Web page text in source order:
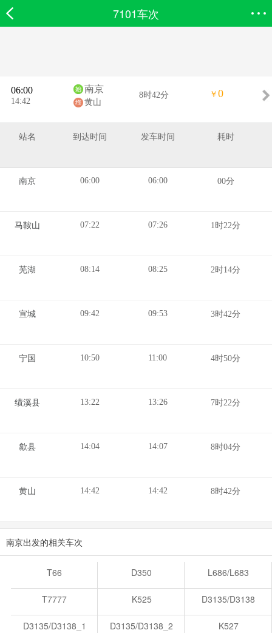
7101车次
06:00
14:42
南京
黄山
8时42分 ￥ 0
站名 到达时间 发车时间 耗时
南京 06:00 06:00 00分
马鞍山 07:22 07:26 1时22分
芜湖 08:14 08:25 2时14分
宣城 09:42 09:53 3时42分
宁国 10:50 11:00 4时50分
绩溪县 13:22 13:26 7时22分
歙县 14:04 14:07 8时04分
黄山 14:42 14:42 8时42分
南京出发的相关车次
T66 D350 L686/L683
T7777 K525 D3135/D3138
D3135/D3138_1 D3135/D3138_2 K527